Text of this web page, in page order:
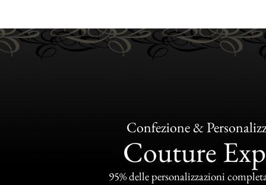
Confezione &
Couture
95% delle personalizzazioni